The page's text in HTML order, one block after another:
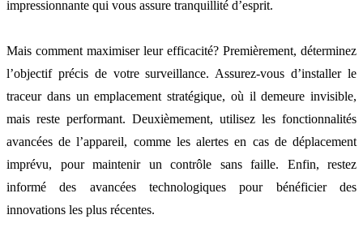
impressionnante qui vous assure tranquillité d’esprit.
Mais comment maximiser leur efficacité? Premièrement, déterminez
l’objectif précis de votre surveillance. Assurez-vous d’installer le
traceur dans un emplacement stratégique, où il demeure invisible,
mais reste performant. Deuxièmement, utilisez les fonctionnalités
avancées de l’appareil, comme les alertes en cas de déplacement
imprévu, pour maintenir un contrôle sans faille. Enfin, restez
informé des avancées technologiques pour bénéficier des
innovations les plus récentes.